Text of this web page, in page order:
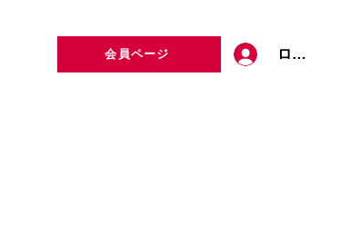
会員ページ ログイン